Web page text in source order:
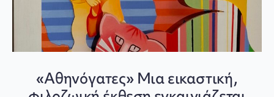
«Αθηνόγατες» Μια εικαστική,